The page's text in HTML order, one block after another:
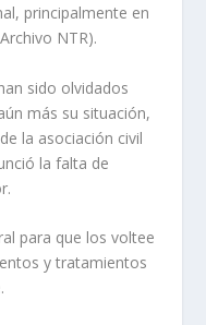
principalmente en
NTR).
sido olvidados
más su situación,
la asociación civil
la falta de
para que los voltee
y tratamientos